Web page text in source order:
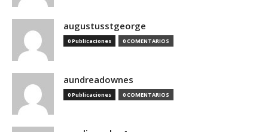
augustusstgeorge
0 Publicaciones 0 COMENTARIOS
aundreadownes
0 Publicaciones 0 COMENTARIOS